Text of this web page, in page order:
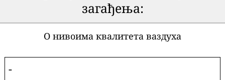
загађења:
О нивоима квалитета ваздуха
-